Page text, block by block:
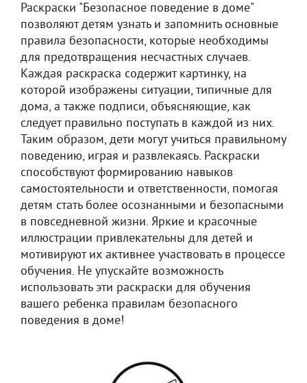
Раскраски "Безопасное поведение в доме"
позволяют детям узнать и запомнить основные
правила безопасности, которые необходимы
для предотвращения несчастных случаев.
Каждая раскраска содержит картинку, на
которой изображены ситуации, типичные для
дома, а также подписи, объясняющие, как
следует правильно поступать в каждой из них.
Таким образом, дети могут учиться правильному
поведению, играя и развлекаясь. Раскраски
способствуют формированию навыков
самостоятельности и ответственности, помогая
детям стать более осознанными и безопасными
в повседневной жизни. Яркие и красочные
иллюстрации привлекательны для детей и
мотивируют их активнее участвовать в процессе
обучения. Не упускайте возможность
использовать эти раскраски для обучения
вашего ребенка правилам безопасного
поведения в доме!